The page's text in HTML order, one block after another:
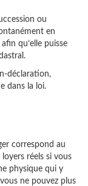
ou
en
afin qu’elle puisse
déclaration,
dans la loi.
correspond au
réels si vous
physique qui y
ne pouvez plus